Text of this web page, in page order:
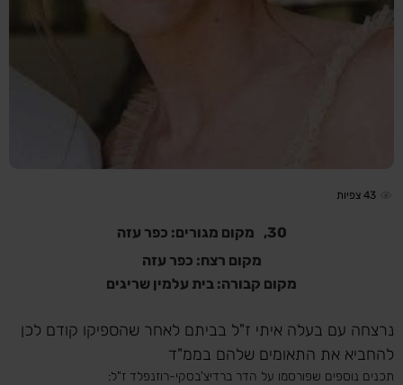
43 צפיות
30,
מקום מגורים: כפר עזה
מקום רצח: כפר עזה
מקום קבורה: בית עלמין שריגים
נרצחה עם בעלה איתי ז"ל בביתם לאחר שהספיקו קודם לכן
להחביא את התאומים שלהם בממ"ד
תכנים נוספים שפורסמו על הדר ברדיצ'בסקי-רוזנפלד ז"ל: